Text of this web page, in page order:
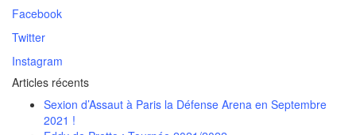
Facebook
Twitter
Instagram
Articles récents
Sexion d’Assaut à Paris la Défense Arena en Septembre
2021 !